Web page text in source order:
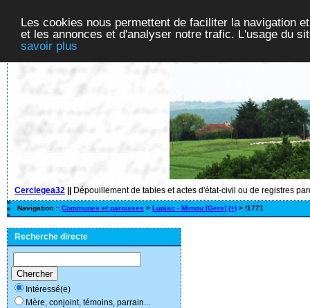
Les cookies nous permettent de faciliter la navigation
et les annonces et d'analyser notre trafic. L'usage du
savoir plus
Cerclegea32 Dépouillement de tables et actes d'état-civil ou de registres
Navigation :: Communes et paroisses > Lupiac - Mimou [Gers] (+) > !1771
Recherche directe
Intéressé(e)
Mère, conjoint, témoins, parrain...